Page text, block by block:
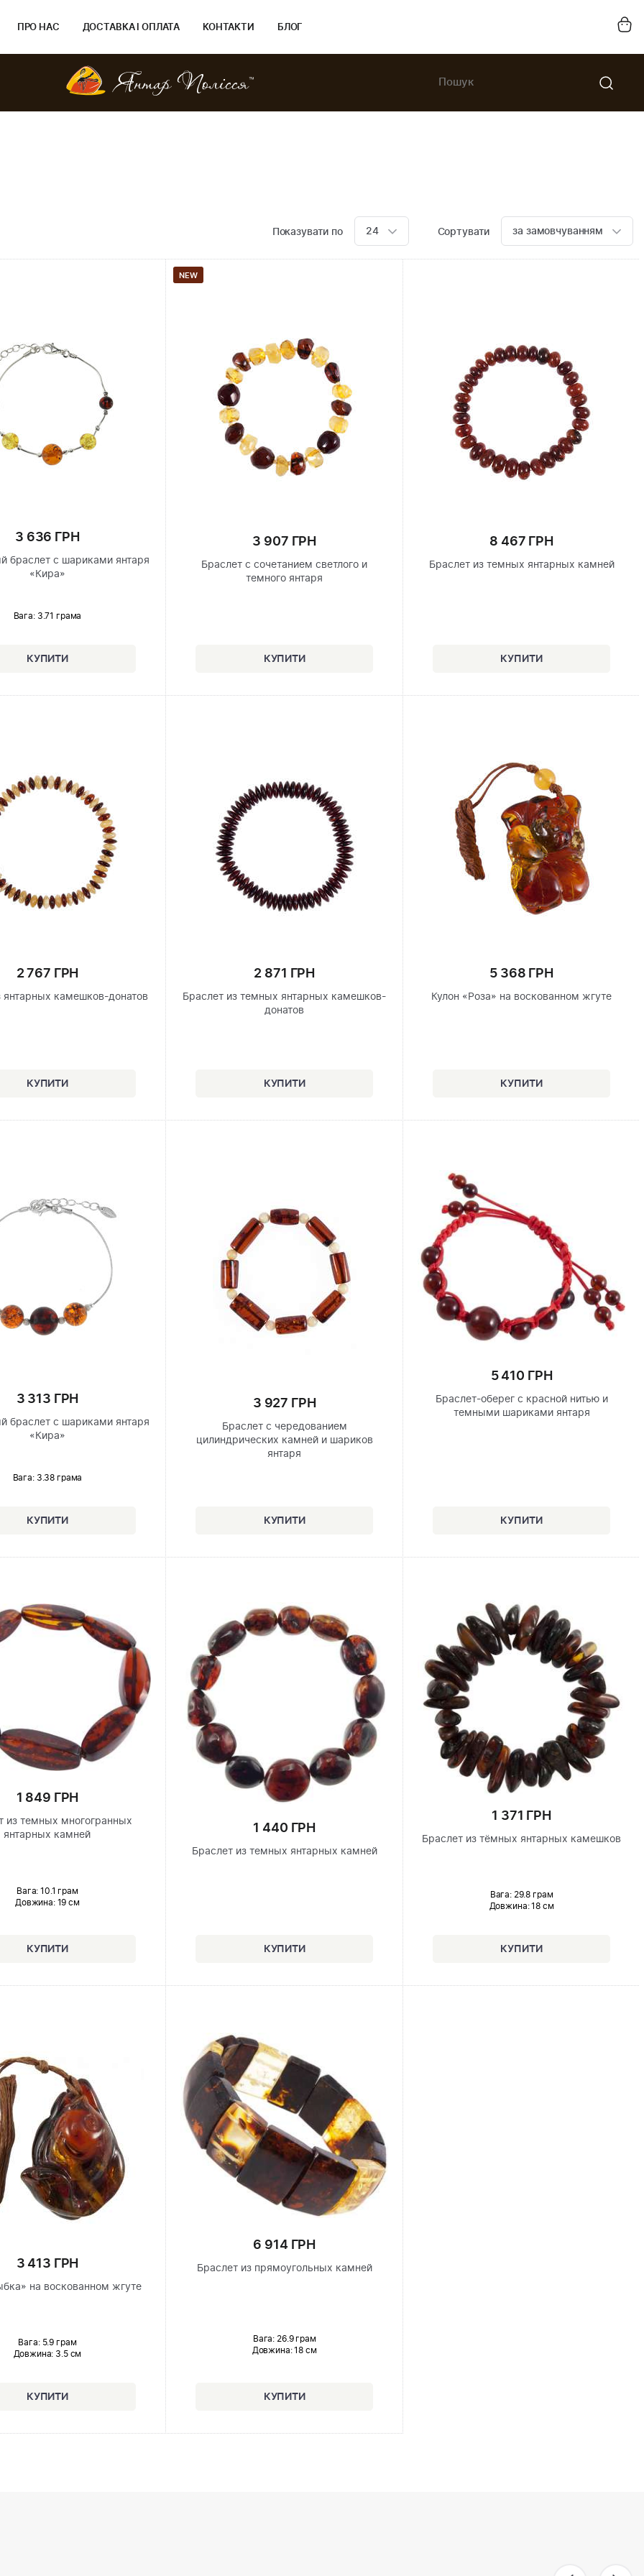
ПРО НАС ДОСТАВКА І ОПЛАТА КОНТАКТИ БЛОГ
Показувати по 24 Сортувати за замовчуванням
3 636 ГРН
браслет с шариками янтаря
«Кира»
Вага: 3.71 грама
NEW
3 907 ГРН
Браслет с сочетанием светлого и
темного янтаря
8 467 ГРН
Браслет из темных янтарных камней
2 767 ГРН
янтарных камешков-донатов
2 871 ГРН
Браслет из темных янтарных камешков-
донатов
5 368 ГРН
Кулон «Роза» на воскованном жгуте
3 313 ГРН
браслет с шариками янтаря
«Кира»
Вага: 3.38 грама
3 927 ГРН
Браслет с чередованием
цилиндрических камней и шариков
янтаря
5 410 ГРН
Браслет-оберег с красной нитью и
темными шариками янтаря
1 849 ГРН
из темных многогранных
янтарных камней
Вага: 10.1 грам
Довжина:19 см
1 440 ГРН
Браслет из темных янтарных камней
1 371 ГРН
Браслет из тёмных янтарных камешков
Вага: 29.8 грам
Довжина:18 см
3 413 ГРН
на воскованном жгуте
Вага: 5.9 грам
Довжина: 3.5 см
6 914 ГРН
Браслет из прямоугольных камней
Вага: 26.9 грам
Довжина:18 см